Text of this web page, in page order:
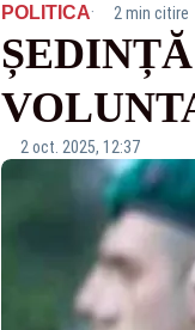
POLITICA· 2 min citire
2 oct. 2025, 12:37